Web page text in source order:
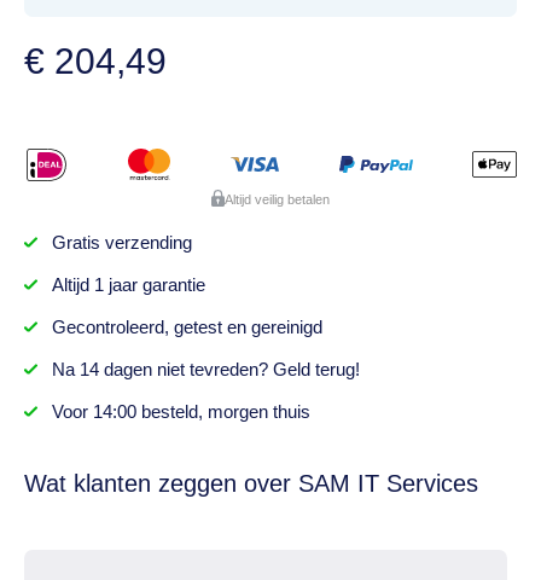
€ 204,49
Altijd veilig betalen
Gratis verzending
Altijd 1 jaargarantie
Gecontroleerd, getesten gereinigd
Na 14 dagenniet tevreden? Geld terug!
Voor 14:00 besteld, morgen thuis
Wat klanten zeggen over SAM IT Services